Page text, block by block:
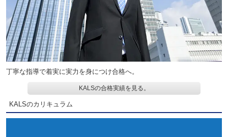
丁寧な指導で着実に実力を身につけ合格へ。
KALSの合格実績を見る。
KALSのカリキュラム